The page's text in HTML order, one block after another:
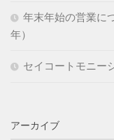
年末年始の営業
年）
セイコートモニ
アーカイブ